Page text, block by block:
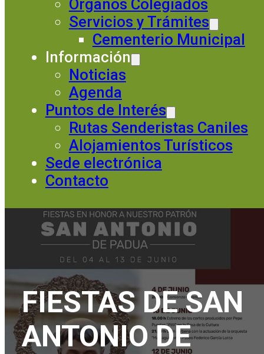
Órganos Colegiados
Servicios y Trámites
Cementerio Municipal
Información
Noticias
Agenda
Puntos de Interés
Rutas Senderistas Caniles
Alojamientos Turísticos
Sede electrónica
Contacto
FIESTAS DE SAN
ANTONIO DE